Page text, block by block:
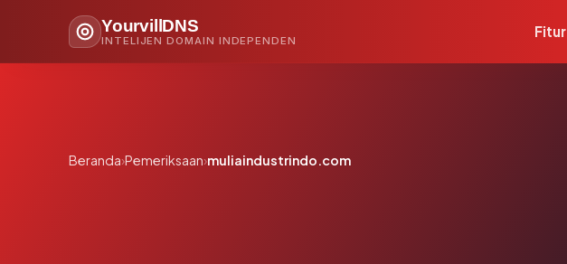
YourvillDNS
INTELIJEN DOMAIN INDEPENDEN
Fitur
Beranda›Pemeriksaan›muliaindustrindo.com